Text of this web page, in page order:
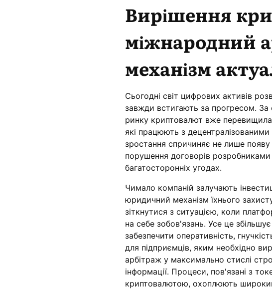
Вирішення
міжнародний
механізм
Сьогодні світ цифрових активів
завжди встигають за прогресом. За
ринку криптовалют вже перевищила
які працюють з
зростання спричиняє не лише
порушення договорів
багатосторонніх угодах.
Чимало компаній залучають
юридичний механізм їхнього
зіткнутися з ситуацією, коли
на себе зобов'язань. Усе це
забезпечити оперативність,
для підприємців, яким необхідно
арбітраж у максимально стислі
інформації. Процеси, пов'язані з
криптовалютою, охоплюють